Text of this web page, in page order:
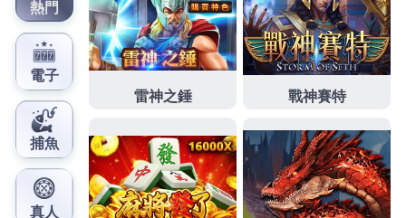
鳳梨娛樂城官網
台中減肥以該商品永和當舖體